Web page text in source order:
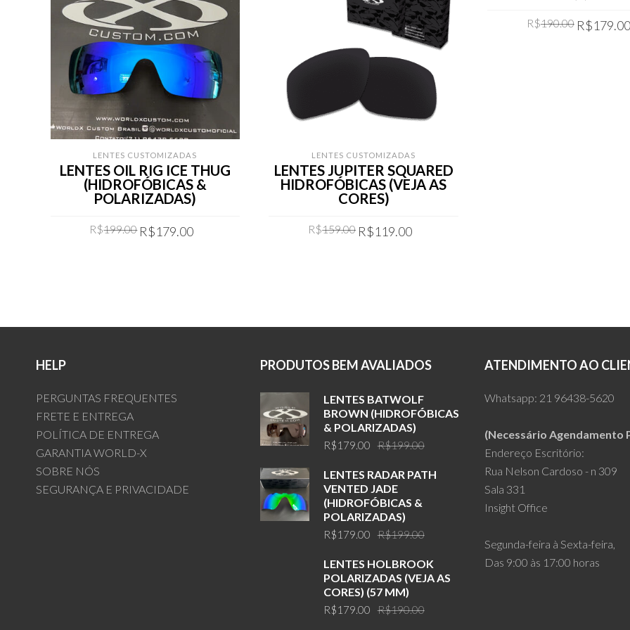
LENTES CUSTOMIZADAS
LENTES OIL RIG ICE THUG
(HIDROFÓBICAS &
POLARIZADAS)
R$199.00 Original
R$179.00
LENTES CUSTOMIZADAS
LENTES JUPITER SQUARED
HIDROFÓBICAS (VEJA AS
CORES)
R$159.00 Original
R$119.00
R$190.00 Original
R$179.00
HELP
PERGUNTAS FREQUENTES
FRETE E ENTREGA
POLÍTICA DE ENTREGA
GARANTIA WORLD-X
SOBRE NÓS
SEGURANÇA E PRIVACIDADE
PRODUTOS BEM AVALIADOS
LENTES BATWOLF
BROWN (HIDROFÓBICAS
& POLARIZADAS)
R$199.00Original
was:
R$179.00
Current
is:
LENTES RADAR PATH
VENTED JADE
(HIDROFÓBICAS &
POLARIZADAS)
R$199.00Original
was:
R$199.00.
R$179.00
Current
is:
R$179.00.
LENTES HOLBROOK
POLARIZADAS (VEJA AS
CORES) (57 MM)
R$190.00Original
R$179.00
Current
ATENDIMENTO AO
Whatsapp: 21 96438-5620
(Necessário Agendamento
Endereço Escritório:
Rua Nelson Cardoso - n 309
Sala 331
Insight Office
Segunda-feira à Sexta-feira,
Das 9:00 às 17:00 horas